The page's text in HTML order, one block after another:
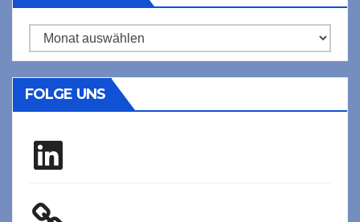
Blog-
Archiv
FOLGE UNS
LinkedIn